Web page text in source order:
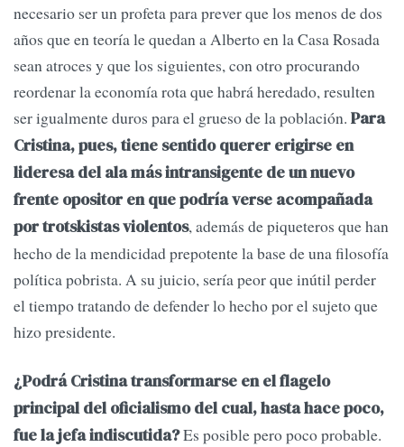
necesario ser un profeta para prever que los menos de dos
años que en teoría le quedan a Alberto en la Casa Rosada
sean atroces y que los siguientes, con otro procurando
reordenar la economía rota que habrá heredado, resulten
ser igualmente duros para el grueso de la población. Para
Cristina, pues, tiene sentido querer erigirse en
lideresa del ala más intransigente de un nuevo
frente opositor en que podría verse acompañada
por trotskistas violentos, además de piqueteros que han
hecho de la mendicidad prepotente la base de una filosofía
política pobrista. A su juicio, sería peor que inútil perder
el tiempo tratando de defender lo hecho por el sujeto que
hizo presidente.
¿Podrá Cristina transformarse en el flagelo
principal del oficialismo del cual, hasta hace poco,
fue la jefa indiscutida?Es posible pero poco probable.